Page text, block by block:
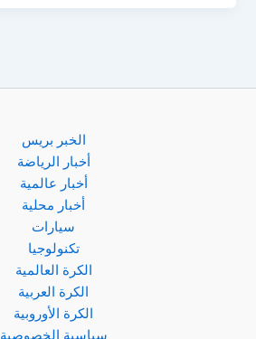
الخبر بريس
أخبار الرياضة
أخبار عالمية
أخبار محلية
سيارات
تكنولوجيا
الكرة العالمية
الكرة العربية
الكرة الأوروبية
سياسية الخصوصية